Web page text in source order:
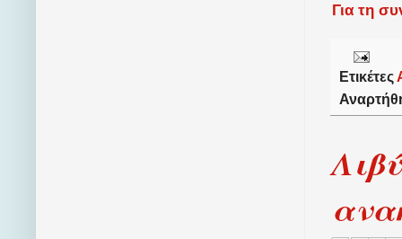
Για τη
Ετικέτες